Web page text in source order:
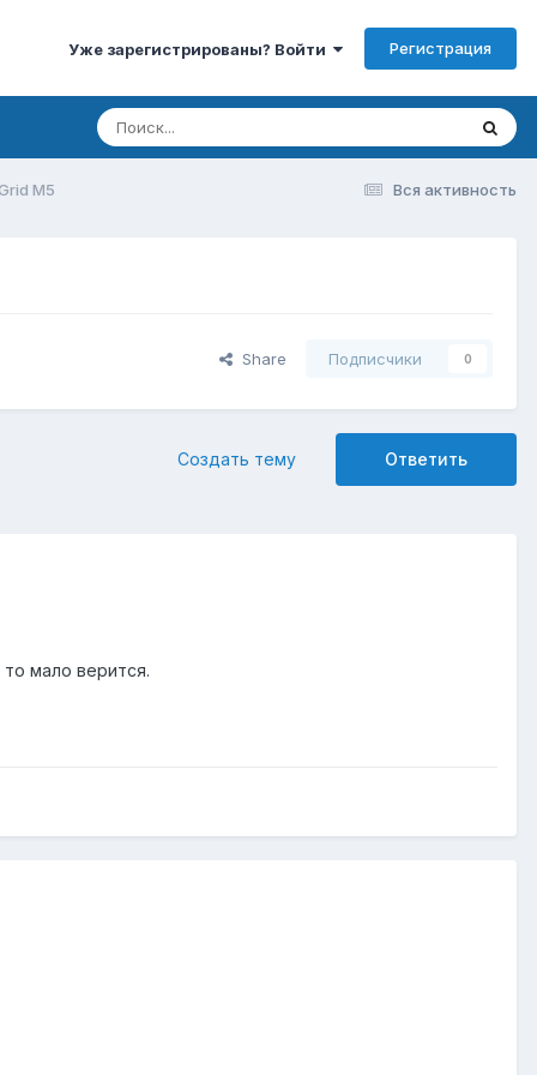
Уже зарегистрированы? Войти Регистрация
Вся активность
M5
Share Подписчики 0
Ответить
Создать тему
мало верится.